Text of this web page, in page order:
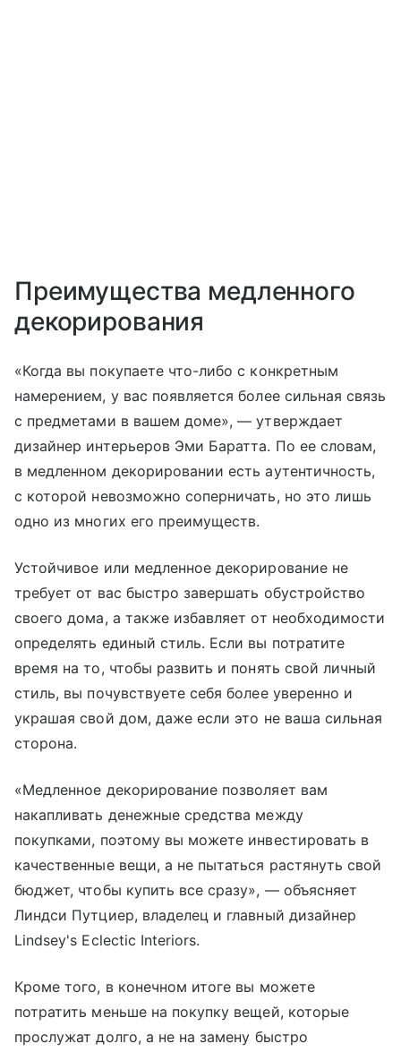
Преимущества медленного
декорирования
«Когда вы покупаете что-либо с конкретным
намерением, у вас появляется более сильная связь
с предметами в вашем доме», — утверждает
дизайнер интерьеров Эми Баратта. По ее словам,
в медленном декорировании есть аутентичность,
с которой невозможно соперничать, но это лишь
одно из многих его преимуществ.
Устойчивое или медленное декорирование не
требует от вас быстро завершать обустройство
своего дома, а также избавляет от необходимости
определять единый стиль. Если вы потратите
время на то, чтобы развить и понять свой личный
стиль, вы почувствуете себя более уверенно и
украшая свой дом, даже если это не ваша сильная
сторона.
«Медленное декорирование позволяет вам
накапливать денежные средства между
покупками, поэтому вы можете инвестировать в
качественные вещи, а не пытаться растянуть свой
бюджет, чтобы купить все сразу», — объясняет
Линдси Путциер, владелец и главный дизайнер
Lindsey's Eclectic Interiors.
Кроме того, в конечном итоге вы можете
потратить меньше на покупку вещей, которые
прослужат долго, а не на замену быстро